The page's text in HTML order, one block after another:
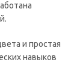
и простая
навыков